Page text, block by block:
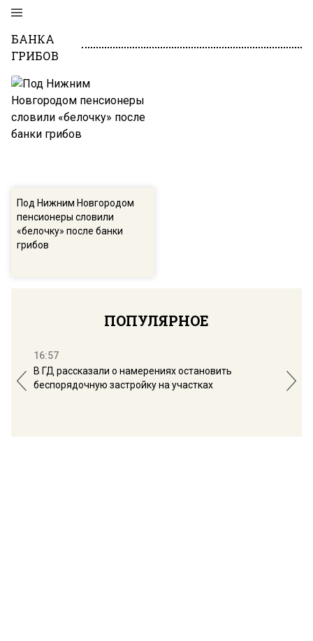
БАНКА
ГРИБОВ
Под Нижним Новгородом
пенсионеры словили
«белочку» после банки
грибов
ПОПУЛЯРНОЕ
16:57
В ГД рассказали о намерениях остановить
беспорядочную застройку на участках